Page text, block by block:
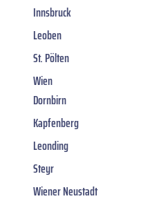
Innsbruck
Leoben
St. Pölten
Wien
Dornbirn
Kapfenberg
Leonding
Steyr
Wiener Neustadt